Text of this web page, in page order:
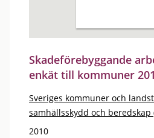
Skadeförebyggande
enkät till kommuner
Sveriges kommuner och
samhällsskydd och beredskap
2010